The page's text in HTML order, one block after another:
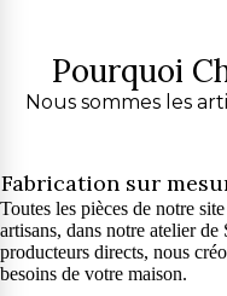
Pourquoi
Nous sommes les
Fabrication sur
Toutes les pièces de notre
artisans, dans notre atelier
producteurs directs, nous
besoins de votre maison.